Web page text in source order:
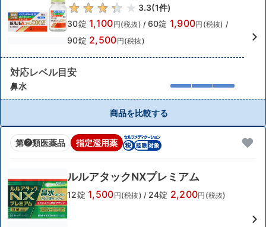
3.3(1件)
30錠 1,100円(税抜) / 60錠 1,900円(税抜) /
90錠 2,500円(税抜)
対応レベル目安
鼻水
商品を比較する
第❷類医薬品 指定濫用薬
ルルアタックNXプレミアム
12錠 1,500円(税抜) / 24錠 2,200円(税抜)